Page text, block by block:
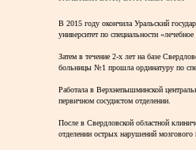
В 2015 году окончила Уральский
университет по специальности «лечебное
Затем в течение 2-х лет на базе
больницы №1 прошла ординатуру по
Работала в Верхнепышминской
первичном сосудистом отделении.
После в Свердловской областной
отделении острых нарушений мозгового